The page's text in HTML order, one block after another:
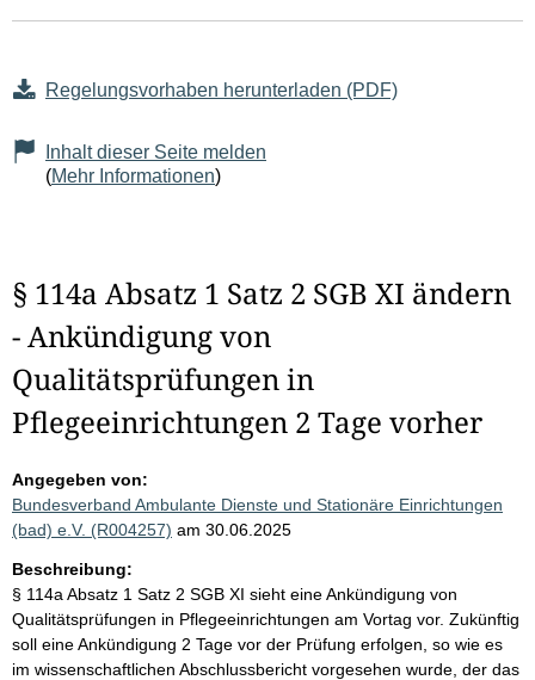
Regelungsvorhaben herunterladen (PDF)
Inhalt dieser Seite melden
(Mehr Informationen)
§ 114a Absatz 1 Satz 2 SGB XI ändern
- Ankündigung von
Qualitätsprüfungen in
Pflegeeinrichtungen 2 Tage vorher
Angegeben von:
Bundesverband Ambulante Dienste und Stationäre Einrichtungen
(bad) e.V. (R004257) am 30.06.2025
Beschreibung:
§ 114a Absatz 1 Satz 2 SGB XI sieht eine Ankündigung von
Qualitätsprüfungen in Pflegeeinrichtungen am Vortag vor. Zukünftig
soll eine Ankündigung 2 Tage vor der Prüfung erfolgen, so wie es
im wissenschaftlichen Abschlussbericht vorgesehen wurde, der das